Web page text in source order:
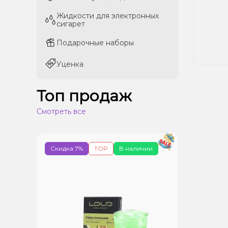
Жидкости для электронных
сигарет
Подарочные наборы
Уценка
Жидкости для электронных
сигарет
Подарочные наборы
Уценка
Топ продаж
Смотреть все
В наличии
Скидка 7% TOP